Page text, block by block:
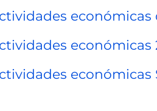
económicas
económicas
económicas